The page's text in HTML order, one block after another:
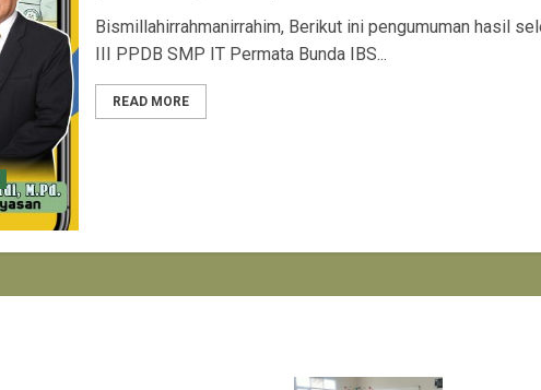
Bismillahirrahmanirrahim, Berikut ini pengumuman hasil
III PPDB SMP IT Permata Bunda IBS...
READ MORE